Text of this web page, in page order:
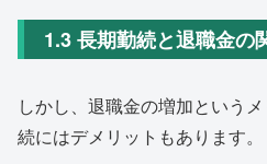
1.3 長期勤続と退職金の
しかし、退職金の増加という
続にはデメリットもあります。